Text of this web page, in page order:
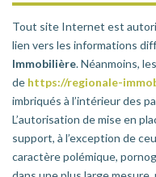
Tout site Internet est
lien vers les informations
Immobilière. Néanmoins,
de https://regionale-
imbriqués à l’intérieur des
L’autorisation de mise en
support, à l’exception de
caractère polémique,